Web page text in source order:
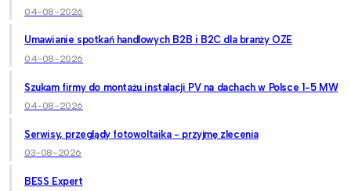
04-08-2026
Umawianie spotkań handlowych B2B i B2C dla branży OZE
04-08-2026
Szukam firmy do montażu instalacji PV na dachach w Polsce 1-5 MW
04-08-2026
Serwisy, przeglądy fotowoltaika - przyjmę zlecenia
03-08-2026
BESS Expert